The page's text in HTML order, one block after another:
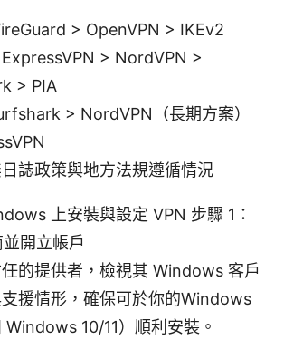
> OpenVPN > IKEv2
> NordVPN >
> PIA
> NordVPN（長期方案）
誌政策與地方法規遵循情況
上安裝與設定 VPN 步驟 1：
開立帳戶
的提供者，檢視其 Windows 客戶
援情形，確保可於你的Windows
Windows 10/11）順利安裝。